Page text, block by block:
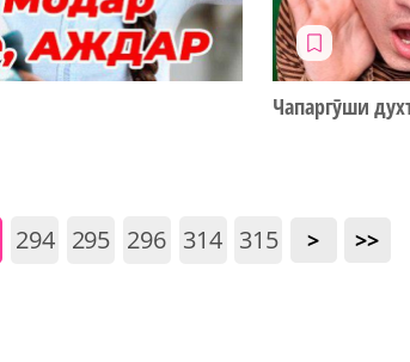
Чапаргӯши
294 295 296 314 315 > >>